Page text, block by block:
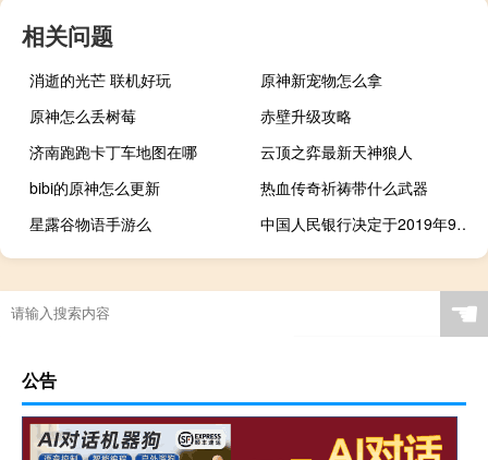
相关问题
消逝的光芒 联机好玩
原神新宠物怎么拿
原神怎么丢树莓
赤壁升级攻略
济南跑跑卡丁车地图在哪
云顶之弈最新天神狼人
bibi的原神怎么更新
热血传奇祈祷带什么武器
星露谷物语手游么
中国人民银行决定于2019年9月16日下调金融机构存款准备金率
☚
公告